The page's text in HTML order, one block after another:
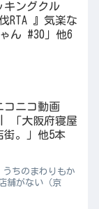
キングクル
RTA 』気楽な
ん #30」他6
コニコ動画
「大阪府寝屋
街。」他5本
ちのまわりもか
舗がない（京